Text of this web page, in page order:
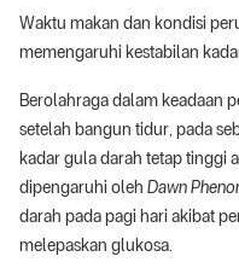
Waktu makan dan kondisi
memengaruhi kestabilan
Berolahraga dalam keadaan
setelah bangun tidur, pada
kadar gula darah tetap tinggi
dipengaruhi oleh Dawn
darah pada pagi hari akibat
melepaskan glukosa.